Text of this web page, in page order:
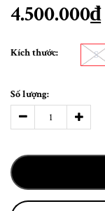
4.500.000₫
Kích thước: S
Số lượng: